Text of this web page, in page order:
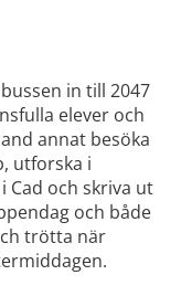
in till 2047
elever och
annat besöka
utforska i
och skriva ut
och både
trötta när